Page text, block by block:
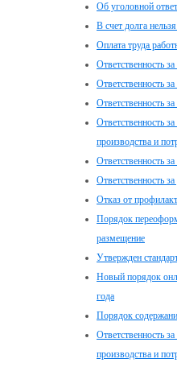
Об уголовной
В счет долга
Оплата труда
Ответственность
Ответственность
Ответственность
Ответственность
производства и
Ответственность
Ответственность
Отказ от
Порядок
размещение
Утвержден
Новый порядок
года
Порядок
Ответственность
производства и